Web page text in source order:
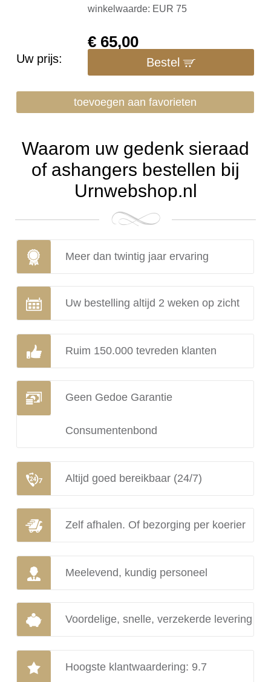
winkelwaarde: EUR 75
Uw prijs:
€ 65,00
Bestel
toevoegen aan favorieten
Waarom uw gedenk sieraad
of ashangers bestellen bij
Urnwebshop.nl
Meer dan twintig jaar ervaring
Uw bestelling altijd 2 weken op zicht
Ruim 150.000 tevreden klanten
Geen Gedoe Garantie
Consumentenbond
Altijd goed bereikbaar (24/7)
Zelf afhalen. Of bezorging per koerier
Meelevend, kundig personeel
Voordelige, snelle, verzekerde levering
Hoogste klantwaardering: 9.7